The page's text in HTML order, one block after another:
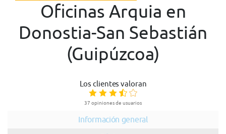
Oficinas Arquia en
Donostia-San Sebastián
(Guipúzcoa)
Los clientes valoran
37 opiniones de usuarios
Información general